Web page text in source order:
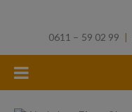
0611 – 59 02 99 |